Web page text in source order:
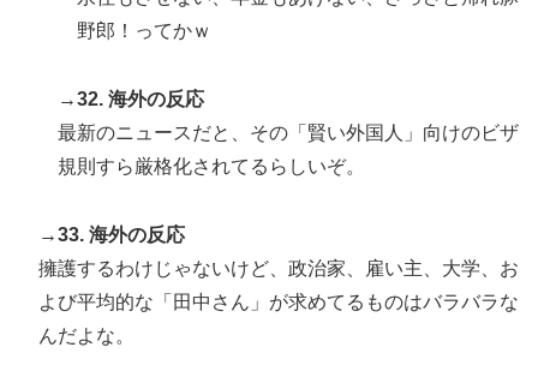
野郎！ってかｗ
→32. 海外の反応
最新のニュースだと、その「賢い外国人」向けのビザ
規則すら厳格化されてるらしいぞ。
→33. 海外の反応
擁護するわけじゃないけど、政治家、雇い主、大学、お
よび平均的な「田中さん」が求めてるものはバラバラな
んだよな。